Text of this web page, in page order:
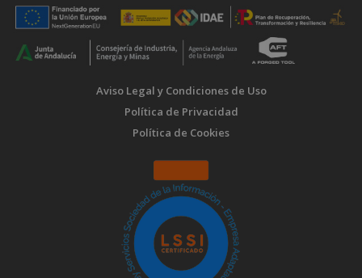
Aviso Legal y Condiciones de Uso
Política de Privacidad
Política de Cookies